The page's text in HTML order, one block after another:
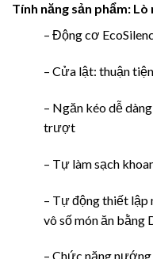
Tính năng sản phẩm: Lò
– Động cơ
– Cửa lật: thuận
– Ngăn kéo dễ
trượt
– Tự làm sạch
– Tự động thiết lập
vô số món ăn bằng
– Chức năng